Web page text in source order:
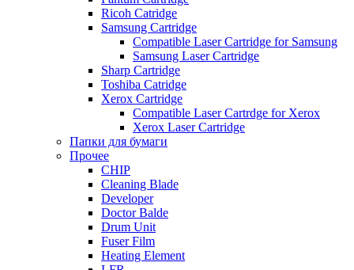
Ricoh Catridge
Samsung Cartridge
Compatible Laser Cartridge for Samsung
Samsung Laser Cartridge
Sharp Cartridge
Toshiba Catridge
Xerox Cartridge
Compatible Laser Cartrdge for Xerox
Xerox Laser Cartridge
Папки для бумаги
Прочее
CHIP
Cleaning Blade
Developer
Doctor Balde
Drum Unit
Fuser Film
Heating Element